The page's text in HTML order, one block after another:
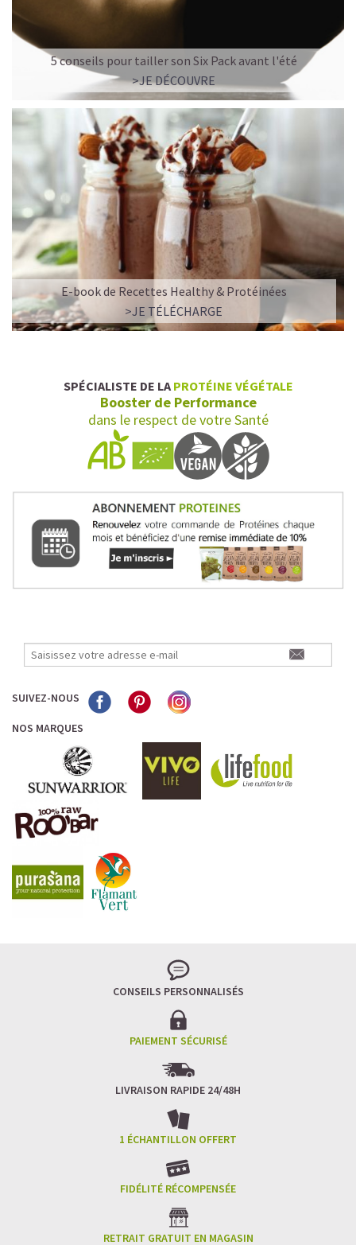
5 conseils pour tailler son Six Pack avant l'été
>JE DÉCOUVRE
E-book de Recettes Healthy & Protéinées
>JE TÉLÉCHARGE
SPÉCIALISTE DE LA PROTÉINE VÉGÉTALE
Booster de Performance
dans le respect de votre Santé
SUIVEZ-NOUS
NOS MARQUES
CONSEILS PERSONNALISÉS
PAIEMENT SÉCURISÉ
LIVRAISON RAPIDE 24/48H
1 ÉCHANTILLON OFFERT
FIDÉLITÉ RÉCOMPENSÉE
RETRAIT GRATUIT EN MAGASIN